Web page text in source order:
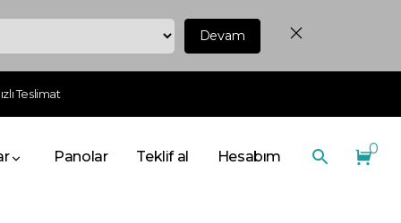
Devam
Teslimat
Panolar Teklif al Hesabım 0